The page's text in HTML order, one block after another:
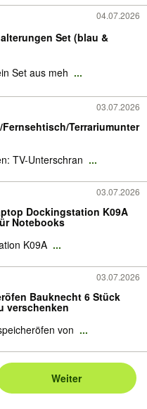
04.07.2026
Set (blau &
Set aus meh ...
03.07.2026
Terrariumunter
TV-Unterschran ...
03.07.2026
Dockingstation K09A
Notebooks
K09A ...
03.07.2026
Bauknecht 6 Stück
verschenken
von ...
Weiter